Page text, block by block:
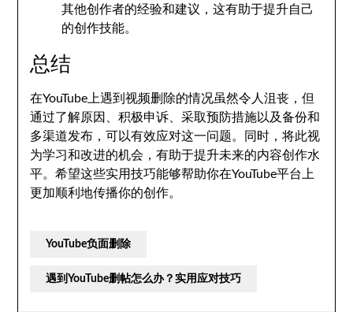
其他创作者的经验和建议，这有助于提升自己
的创作技能。
总结
在YouTube上遇到视频删除的情况虽然令人沮丧，但
通过了解原因、积极申诉、采取预防措施以及备份和
多渠道发布，可以有效应对这一问题。同时，将此视
为学习和改进的机会，有助于提升未来的内容创作水
平。希望这些实用技巧能够帮助你在YouTube平台上
更加顺利地传播你的创作。
YouTube负面删除
遇到YouTube删帖怎么办？实用应对技巧